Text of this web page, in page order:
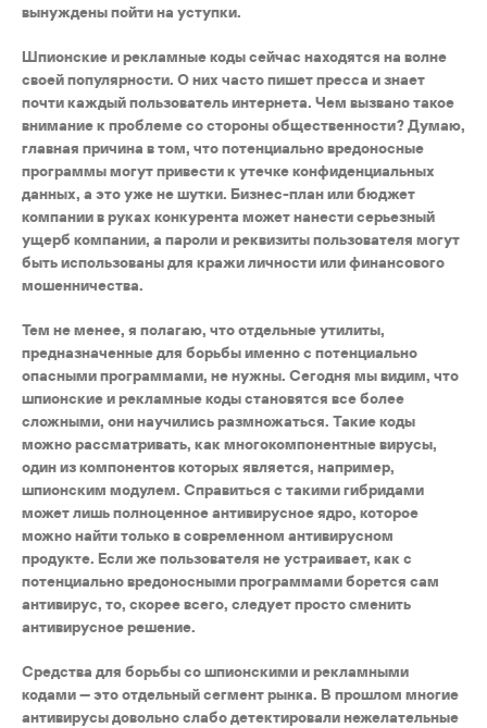
вынуждены пойти на уступки.
Шпионские и рекламные коды сейчас находятся на волне
своей популярности. О них часто пишет пресса и знает
почти каждый пользователь интернета. Чем вызвано такое
внимание к проблеме со стороны общественности? Думаю,
главная причина в том, что потенциально вредоносные
программы могут привести к утечке конфиденциальных
данных, а это уже не шутки. Бизнес-план или бюджет
компании в руках конкурента может нанести серьезный
ущерб компании, а пароли и реквизиты пользователя могут
быть использованы для кражи личности или финансового
мошенничества.
Тем не менее, я полагаю, что отдельные утилиты,
предназначенные для борьбы именно с потенциально
опасными программами, не нужны. Сегодня мы видим, что
шпионские и рекламные коды становятся все более
сложными, они научились размножаться. Такие коды
можно рассматривать, как многокомпонентные вирусы,
один из компонентов которых является, например,
шпионским модулем. Справиться с такими гибридами
может лишь полноценное антивирусное ядро, которое
можно найти только в современном антивирусном
продукте. Если же пользователя не устраивает, как с
потенциально вредоносными программами борется сам
антивирус, то, скорее всего, следует просто сменить
антивирусное решение.
Средства для борьбы со шпионскими и рекламными
кодами — это отдельный сегмент рынка. В прошлом многие
антивирусы довольно слабо детектировали нежелательные